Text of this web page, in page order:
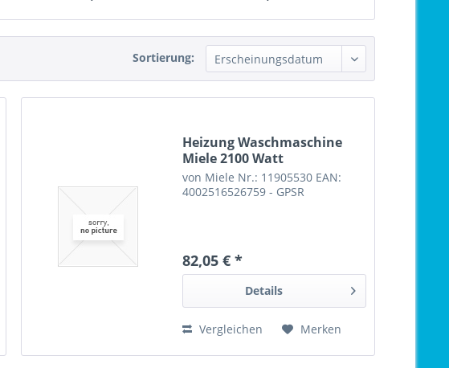
Sortierung:
Heizung Waschmaschine
Miele 2100 Watt
von Miele Nr.: 11905530 EAN:
4002516526759 - GPSR
82,05 € *
Details
Vergleichen Merken